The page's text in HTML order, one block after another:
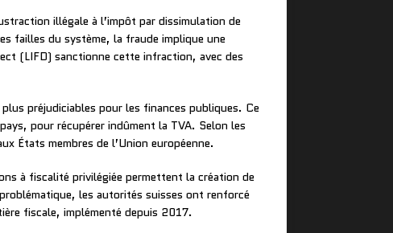
illégale à l’impôt par dissimulation de
failles du système, la fraude implique une
(LIFD) sanctionne cette infraction, avec des
préjudiciables pour les finances publiques. Ce
pour récupérer indûment la TVA. Selon les
États membres de l’Union européenne.
à fiscalité privilégiée permettent la création de
les autorités suisses ont renforcé
fiscale, implémenté depuis 2017.